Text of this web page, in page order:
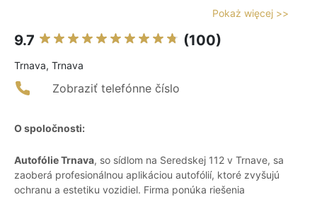
Pokaż więcej >>
9.7 (100)
Trnava, Trnava
Zobraziť telefónne číslo
O spoločnosti:
Autofólie Trnava, so sídlom na Seredskej 112 v Trnave, sa
zaoberá profesionálnou aplikáciou autofólií, ktoré zvyšujú
ochranu a estetiku vozidiel. Firma ponúka riešenia